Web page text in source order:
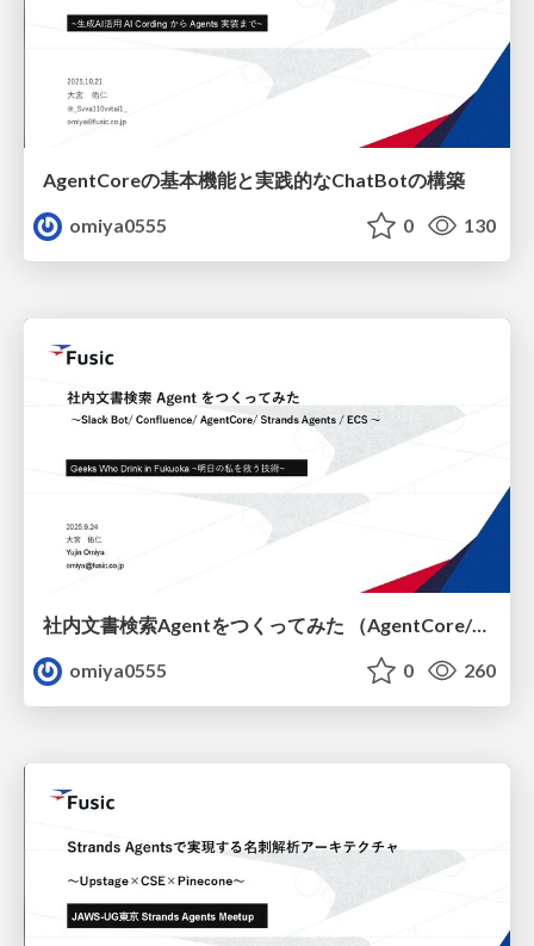
AgentCoreの基本機能と実践的なChatBotの構築
omiya0555
0 130
社内文書検索Agentをつくってみた （AgentCore/Strands Agents/Slack Bot）
omiya0555
0 260